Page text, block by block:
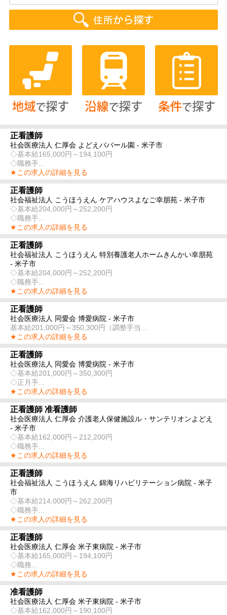
正看護師
社会医療法人 仁厚会 よどえババール園 - 米子市
◇基本給165,000円～194,100円
◇職務手...
★この求人の詳細を見る
正看護師
社会福祉法人 こうほうえん ケアハウスよなご幸朋苑 - 米子市
◇基本給204,000円～252,200円
◇職務手...
★この求人の詳細を見る
正看護師
社会福祉法人 こうほうえん 特別養護老人ホームきんかい幸朋苑
- 米子市
◇基本給204,000円～252,200円
◇職務手...
★この求人の詳細を見る
正看護師
社会医療法人 同愛会 博愛病院 - 米子市
基本給201,000円～350,300円（調整手当...
★この求人の詳細を見る
正看護師
社会医療法人 同愛会 博愛病院 - 米子市
◇基本給201,000円～350,300円
◇正月手...
★この求人の詳細を見る
正看護師 准看護師
社会医療法人 仁厚会 介護老人保健施設ル・サンテリオンよどえ
- 米子市
◇基本給162,000円～212,200円
◇職務手...
★この求人の詳細を見る
正看護師
社会福祉法人 こうほうえん 錦海リハビリテーション病院 - 米子
市
◇基本給214,000円～262,200円
◇職務手...
★この求人の詳細を見る
正看護師
社会医療法人 仁厚会 米子東病院 - 米子市
◇基本給165,000円～194,100円
◇職務...
★この求人の詳細を見る
准看護師
社会医療法人 仁厚会 米子東病院 - 米子市
◇基本給162,000円～190,100円